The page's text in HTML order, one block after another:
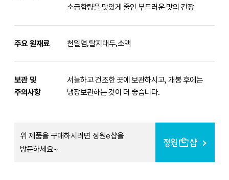
소금함량을 맛있게 줄인 부드러운 맛의 간장
주요 원재료 천일염,탈지대두,소맥
보관 및
주의사항
서늘하고 건조한 곳에 보관하시고, 개봉 후에는
냉장보관하는 것이 더 좋습니다.
위 제품을 구매하시려면 정원e샵을
방문하세요~